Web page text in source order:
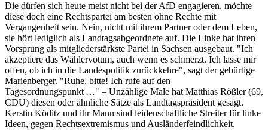
Die dürfen sich heute meist nicht bei der AfD engagieren, möchte
diese doch eine Rechtspartei am besten ohne Rechte mit
Vergangenheit sein. Nein, nicht mit ihrem Partner oder dem Leben,
sie hört lediglich als Landtagsabgeordnete auf. Die Linke hat ihren
Vorsprung als mitgliederstärkste Partei in Sachsen ausgebaut. "Ich
akzeptiere das Wählervotum, auch wenn es schmerzt. Ich lasse mir
offen, ob ich in die Landespolitik zurückkehre", sagt der gebürtige
Marienberger. "Ruhe, bitte! Ich rufe auf den
Tagesordnungspunkt …" – Unzählige Male hat Matthias Rößler (69,
CDU) diesen oder ähnliche Sätze als Landtagspräsident gesagt.
Kerstin Köditz und ihr Mann sind leidenschaftliche Streiter für linke
Ideen, gegen Rechtsextremismus und Ausländerfeindlichkeit.